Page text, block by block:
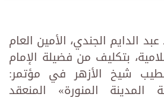
الدايم الجندي، الأمين العام
بتكليف من فضيلة الإمام
شيخ الأزهر في مؤتمر:
المنورة» المنعقد